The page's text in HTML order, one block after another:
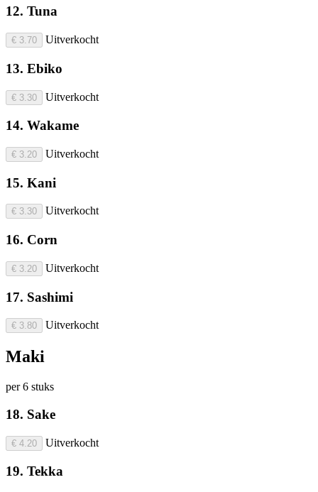
12. Tuna
€ 3.70 Uitverkocht
13. Ebiko
€ 3.30 Uitverkocht
14. Wakame
€ 3.20 Uitverkocht
15. Kani
€ 3.30 Uitverkocht
16. Corn
€ 3.20 Uitverkocht
17. Sashimi
€ 3.80 Uitverkocht
Maki
per 6 stuks
18. Sake
€ 4.20 Uitverkocht
19. Tekka